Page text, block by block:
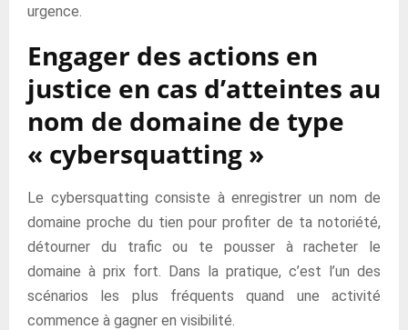
urgence.
Engager des actions en
justice en cas d’atteintes au
nom de domaine de type
« cybersquatting »
Le cybersquatting consiste à enregistrer un nom de
domaine proche du tien pour profiter de ta notoriété,
détourner du trafic ou te pousser à racheter le
domaine à prix fort. Dans la pratique, c’est l’un des
scénarios les plus fréquents quand une activité
commence à gagner en visibilité.